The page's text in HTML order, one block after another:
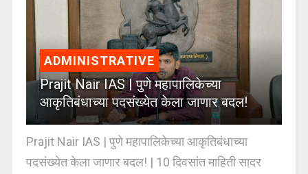
ADMINISTRATIVE
Prajit Nair IAS | पुणे महापालिकेच्या
आकृतिबंधाच्या पदसंख्येत केला जाणार बदल!
Prajit Nair IAS | पुणे महापालिकेच्या आकृतिबंधाच्या
पदसंख्येत केला जाणार बदल! | 10 दिवसांत माहिती सादर